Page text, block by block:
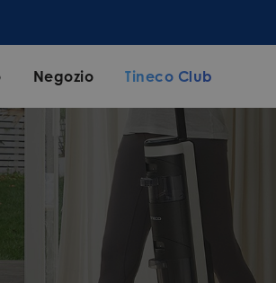
Negozio Tineco Club